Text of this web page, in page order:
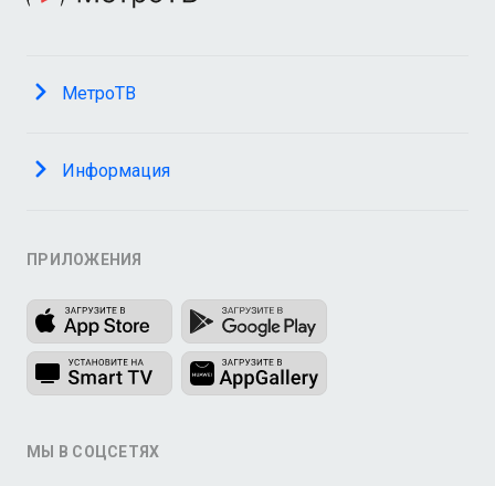
МетроТВ
Информация
ПРИЛОЖЕНИЯ
МЫ В СОЦСЕТЯХ